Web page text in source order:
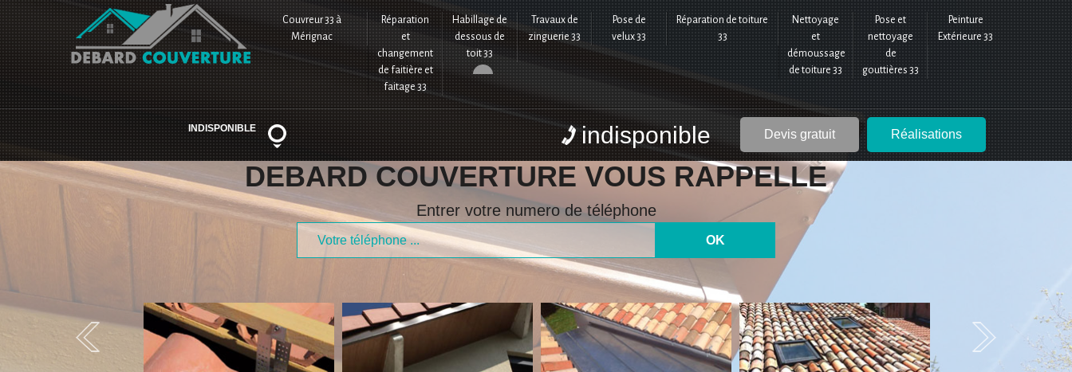
Couvreur 33 à
Mérignac
Réparation
et
changement
de faitière et
faitage 33
Habillage de
dessous de
toit 33
Travaux de
zinguerie 33
Pose de
velux 33
Réparation de toiture
33
Nettoyage
et
démoussage
de toiture 33
Pose et
nettoyage
de
gouttières 33
Peinture
Extérieure 33
INDISPONIBLE indisponible Devis gratuit Réalisations
DEBARD COUVERTURE VOUS RAPPELLE
Entrer votre numero de téléphone